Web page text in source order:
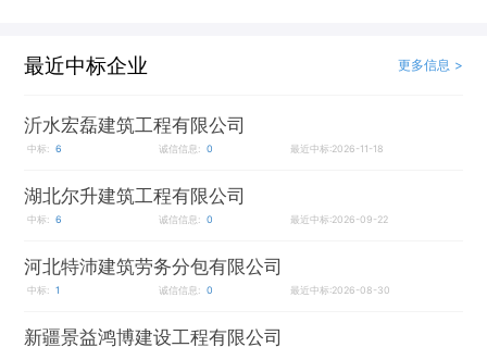
最近中标企业 更多信息 >
沂水宏磊建筑工程有限公司
中标: 6 诚信信息: 0 最近中标:2026-11-18
湖北尔升建筑工程有限公司
中标: 6 诚信信息: 0 最近中标:2026-09-22
河北特沛建筑劳务分包有限公司
中标: 1 诚信信息: 0 最近中标:2026-08-30
新疆景益鸿博建设工程有限公司